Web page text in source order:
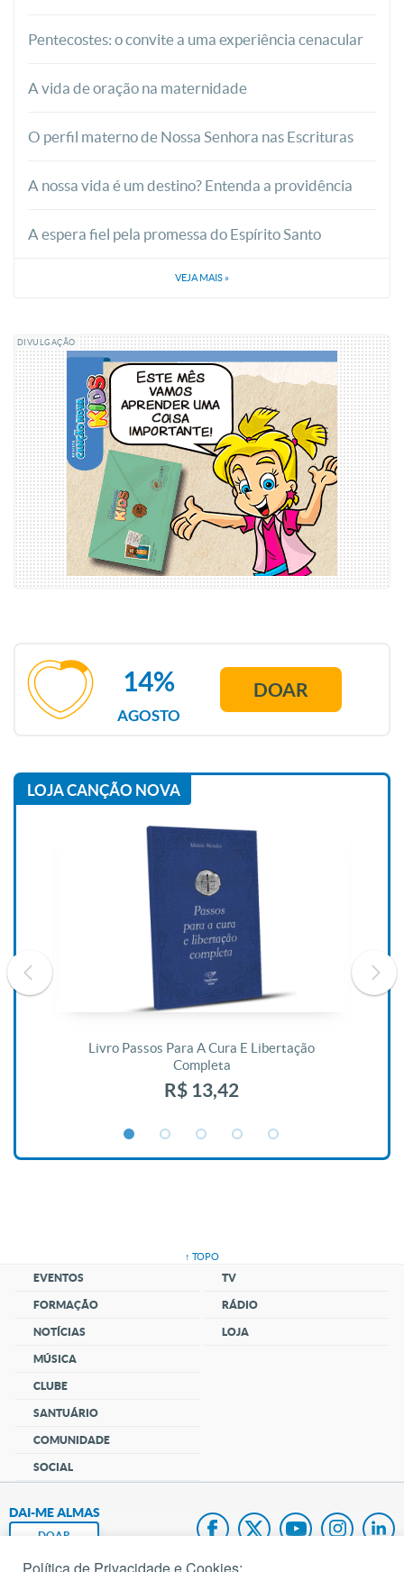
Pentecostes: o convite a uma experiência cenacular
A vida de oração na maternidade
O perfil materno de Nossa Senhora nas Escrituras
A nossa vida é um destino? Entenda a providência
A espera fiel pela promessa do Espírito Santo
VEJA MAIS »
DIVULGAÇÃO
AGOSTO
14% DOAR
LOJA CANÇÃO NOVA
Livro Passos Para A Cura E Libertação
Completa
R$ 13,42
↑ TOPO
EVENTOS
FORMAÇÃO
NOTÍCIAS
MÚSICA
CLUBE
SANTUÁRIO
COMUNIDADE
SOCIAL
TV
RÁDIO
LOJA
DAI-ME ALMAS
DOAR